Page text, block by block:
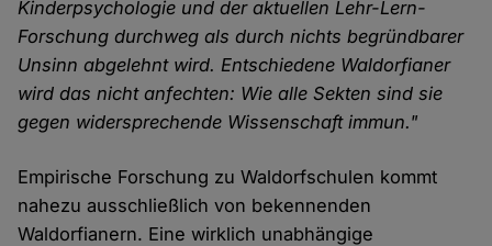
Kinderpsychologie und der aktuellen Lehr-Lern-
Forschung durchweg als durch nichts begründbarer
Unsinn abgelehnt wird. Entschiedene Waldorfianer
wird das nicht anfechten: Wie alle Sekten sind sie
gegen widersprechende Wissenschaft immun."
Empirische Forschung zu Waldorfschulen kommt
nahezu ausschließlich von bekennenden
Waldorfianern. Eine wirklich unabhängige